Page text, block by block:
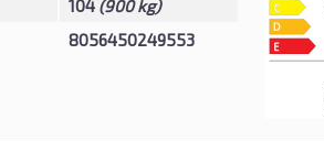
104 (900 kg)
8056450249553